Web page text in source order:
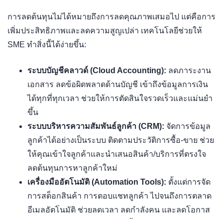
การลดต้นทุนไม่ได้หมายถึงการลดคุณภาพเสมอไป แต่คือการ
เพิ่มประสิทธิภาพและลดความสูญเปล่า เทคโนโลยีช่วยให้
SME ทำสิ่งนี้ได้ง่ายขึ้น:
ระบบบัญชีคลาวด์ (Cloud Accounting): ลดภาระงาน
เอกสาร ลดข้อผิดพลาดด้านบัญชี เข้าถึงข้อมูลการเงิน
ได้ทุกที่ทุกเวลา ช่วยให้การตัดสินใจรวดเร็วและแม่นยำ
ขึ้น
ระบบบริหารความสัมพันธ์ลูกค้า (CRM): จัดการข้อมูล
ลูกค้าได้อย่างเป็นระบบ ติดตามประวัติการซื้อ-ขาย ช่วย
ให้คุณเข้าใจลูกค้าและนำเสนอสินค้า/บริการที่ตรงใจ
ลดต้นทุนการหาลูกค้าใหม่
เครื่องมืออัตโนมัติ (Automation Tools): ตั้งแต่การจัด
การสต็อกสินค้า การตอบแชทลูกค้า ไปจนถึงการตลาด
อีเมลอัตโนมัติ ช่วยลดเวลา ลดกำลังคน และลดโอกาส